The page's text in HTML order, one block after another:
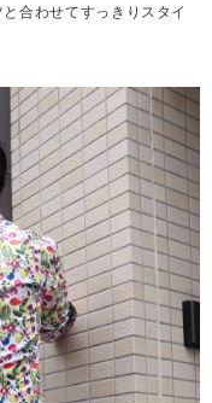
合わせてすっきりスタイ